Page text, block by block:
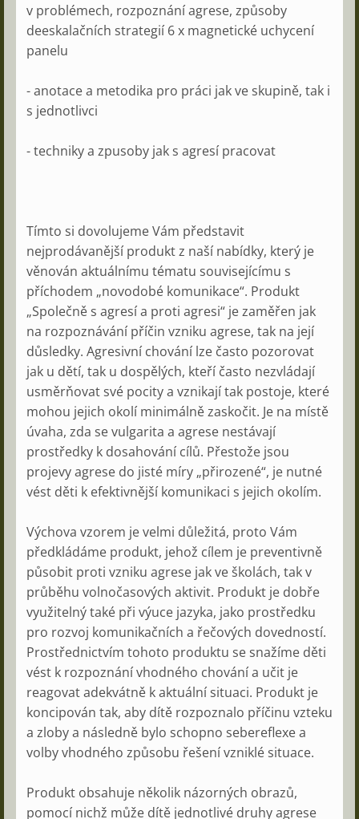
v problémech, rozpoznání agrese, způsoby
deeskalačních strategií 6 x magnetické uchycení
panelu
- anotace a metodika pro práci jak ve skupině, tak i
s jednotlivci
- techniky a zpusoby jak s agresí pracovat
Tímto si dovolujeme Vám představit
nejprodávanější produkt z naší nabídky, který je
věnován aktuálnímu tématu souvisejícímu s
příchodem „novodobé komunikace“. Produkt
„Společně s agresí a proti agresi“ je zaměřen jak
na rozpoznávání příčin vzniku agrese, tak na její
důsledky. Agresivní chování lze často pozorovat
jak u dětí, tak u dospělých, kteří často nezvládají
usměrňovat své pocity a vznikají tak postoje, které
mohou jejich okolí minimálně zaskočit. Je na místě
úvaha, zda se vulgarita a agrese nestávají
prostředky k dosahování cílů. Přestože jsou
projevy agrese do jisté míry „přirozené“, je nutné
vést děti k efektivnější komunikaci s jejich okolím.
Výchova vzorem je velmi důležitá, proto Vám
předkládáme produkt, jehož cílem je preventivně
působit proti vzniku agrese jak ve školách, tak v
průběhu volnočasových aktivit. Produkt je dobře
využitelný také při výuce jazyka, jako prostředku
pro rozvoj komunikačních a řečových dovedností.
Prostřednictvím tohoto produktu se snažíme děti
vést k rozpoznání vhodného chování a učit je
reagovat adekvátně k aktuální situaci. Produkt je
koncipován tak, aby dítě rozpoznalo příčinu vzteku
a zloby a následně bylo schopno sebereflexe a
volby vhodného způsobu řešení vzniklé situace.
Produkt obsahuje několik názorných obrazů,
pomocí nichž může dítě jednotlivé druhy agrese